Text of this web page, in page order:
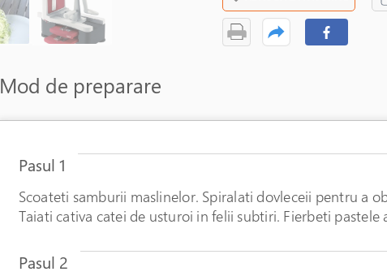
Mod de preparare
Pasul 1
Scoateti samburii maslinelor. Spiralati dovleceii pentru a
Taiati cativa catei de usturoi in felii subtiri. Fierbeti pastele
Pasul 2